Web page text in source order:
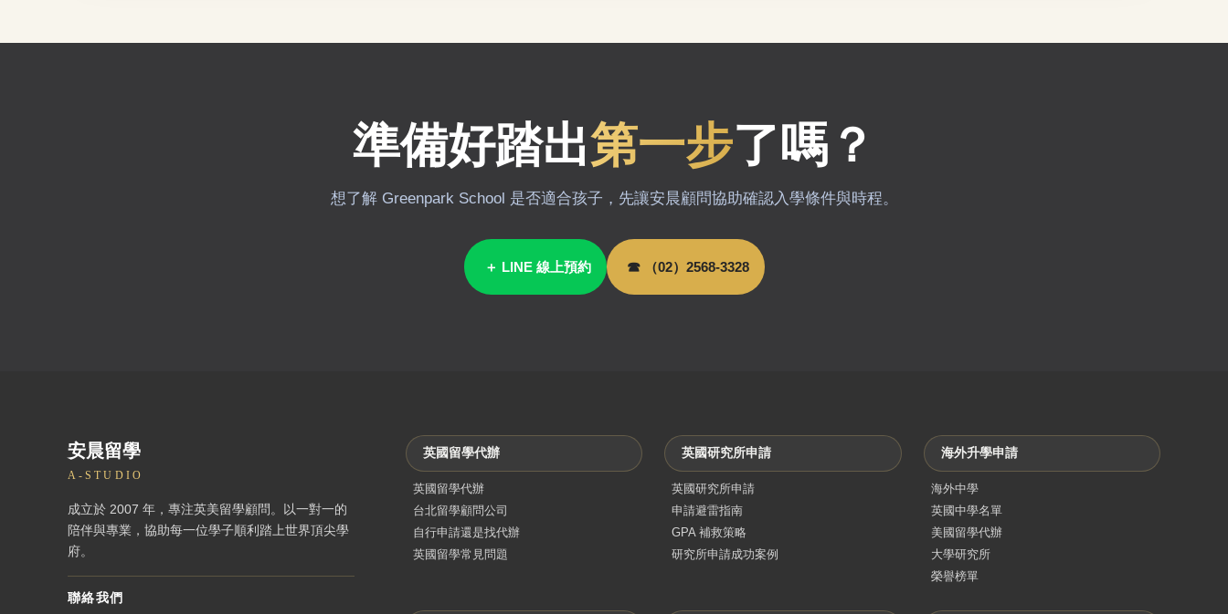
準備好踏出第一步了嗎？
想了解 Greenpark School 是否適合孩子，先讓安晨顧問協助確認入學條件與時程。
＋ LINE 線上預約 ☎ （02）2568-3328
安晨留學
A-STUDIO
成立於 2007 年，專注英美留學顧問。以一對一的
陪伴與專業，協助每一位學子順利踏上世界頂尖學
府。
聯絡我們
英國留學代辦
英國留學代辦
台北留學顧問公司
自行申請還是找代辦
英國留學常見問題
英國研究所申請
英國研究所申請
申請避雷指南
GPA 補救策略
研究所申請成功案例
海外升學申請
海外中學
英國中學名單
美國留學代辦
大學研究所
榮譽榜單